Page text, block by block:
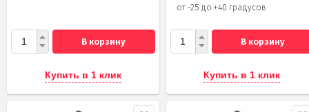
В корзину
Купить в 1 клик
от -25 до +40 градусов
В корзину
Купить в 1 клик